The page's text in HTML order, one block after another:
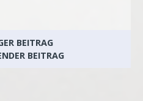
BEITRAG
BEITRAG